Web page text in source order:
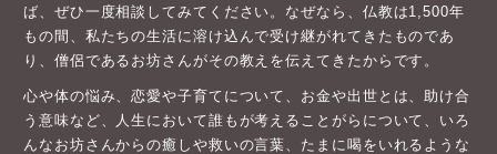
ば、ぜひ一度相談してみてください。なぜなら、仏教は1,500年
もの間、私たちの生活に溶け込んで受け継がれてきたものであ
り、僧侶であるお坊さんがその教えを伝えてきたからです。
心や体の悩み、恋愛や子育てについて、お金や出世とは、助け合
う意味など、人生において誰もが考えることがらについて、いろ
んなお坊さんからの癒しや救いの言葉、たまに喝をいれるような